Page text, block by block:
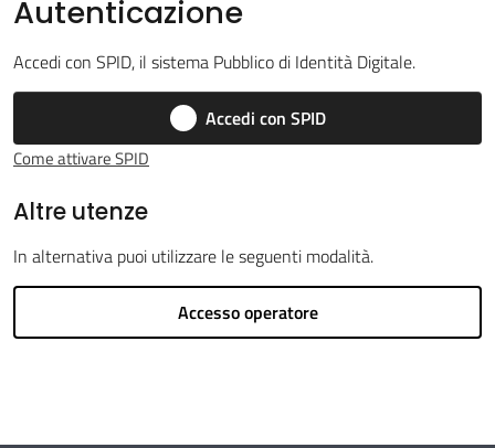
Amministrazione
Novità
Servizi
Autenticazione
Accedi con SPID, il sistema Pubblico di Identità Digitale.
Accedi con SPID
Come attivare SPID
Altre utenze
In alternativa puoi utilizzare le seguenti modalità.
Accesso operatore